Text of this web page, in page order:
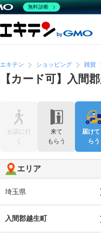
エキテン ショッピング 雑貨
【カード可】入間
お店に行
く
来て
もらう
届けて
らう
エリア
埼玉県
入間郡越生町
無料診断